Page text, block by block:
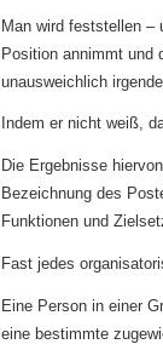
Man wird feststellen –
Position annimmt und
unausweichlich
Indem er nicht weiß,
Die Ergebnisse
Bezeichnung des
Funktionen und
Fast jedes
Eine Person in einer
eine bestimmte